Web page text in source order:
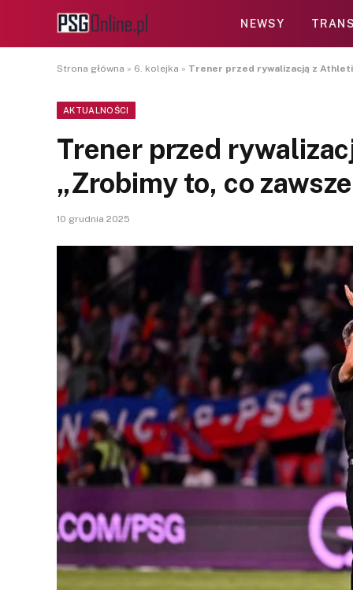
NEWSY
Strona główna » 6. kolejka » Trener przed rywalizacją z
AKTUALNOŚCI
Trener przed
„Zrobimy to, co
10 grudnia 2025